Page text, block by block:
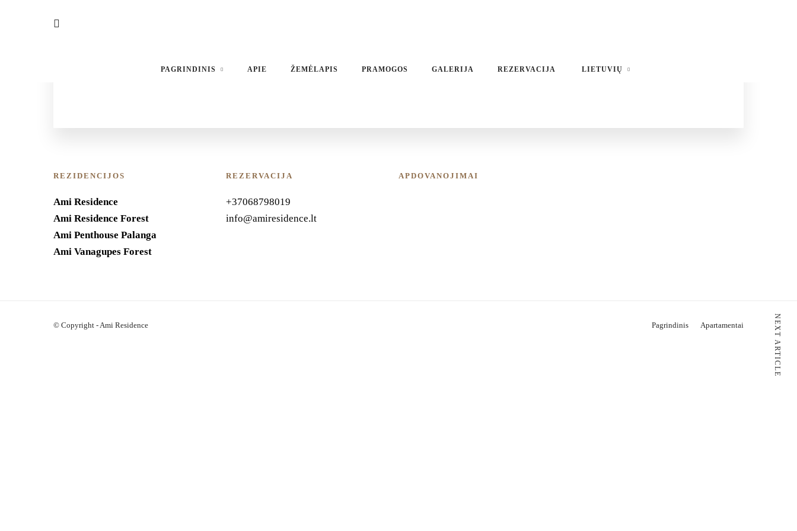
PAGRINDINIS APIE ŽEMĖLAPIS PRAMOGOS GALERIJA REZERVACIJA LIETUVIŲ
/ Už kartą / Per Accommodation
NEXT ARTICLE
REZIDENCIJOS
Ami Residence
Ami Residence Forest
Ami Penthouse Palanga
Ami Vanagupes Forest
REZERVACIJA
+37068798019
info@amiresidence.lt
APDOVANOJIMAI
Pagrindinis Apartamentai
© Copyright - Ami Residence